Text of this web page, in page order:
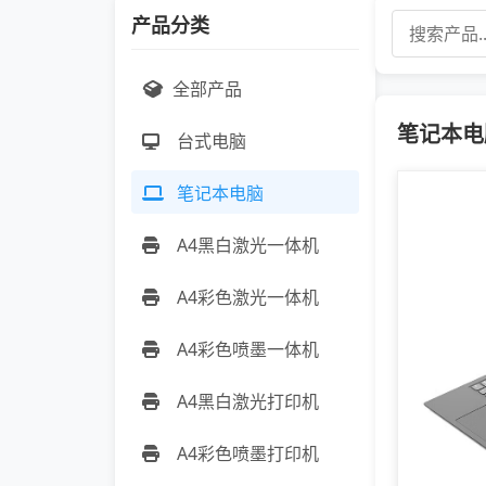
产品分类
全部产品
台式电脑
笔记本电脑
A4黑白激光一体机
A4彩色激光一体机
A4彩色喷墨一体机
A4黑白激光打印机
A4彩色喷墨打印机
笔记本